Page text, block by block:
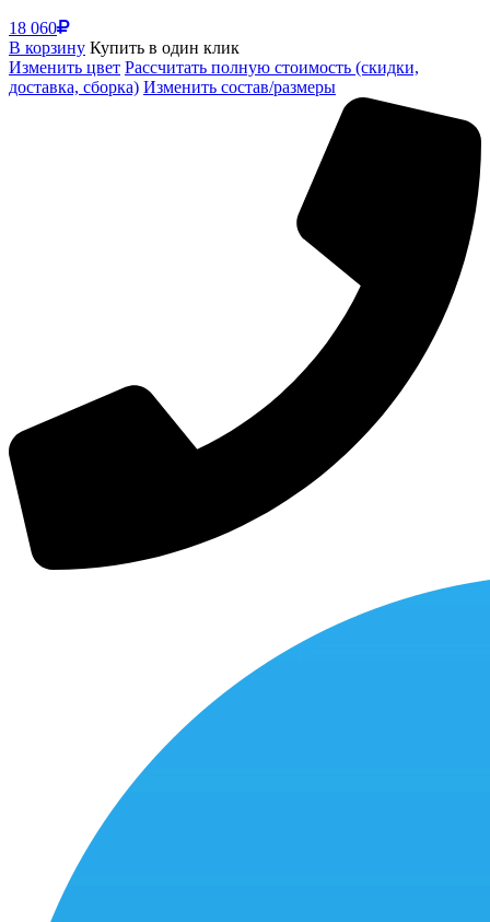
18 060
В корзину Купить в один клик
Изменить цвет Рассчитать полную стоимость (скидки,
доставка, сборка) Изменить состав/размеры